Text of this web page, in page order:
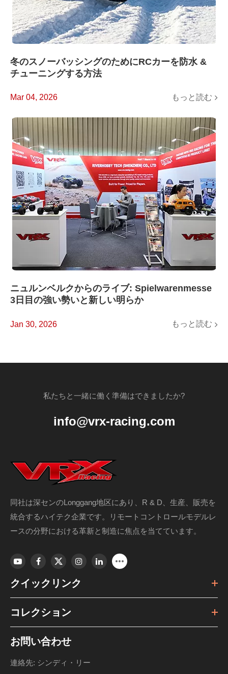
冬のスノーバッシングのためにRCカーを防水 &
チューニングする方法
Mar 04, 2026 もっと読む
ニュルンベルクからのライブ: Spielwarenmesse
3日目の強い勢いと新しい明らか
Jan 30, 2026 もっと読む
私たちと一緒に働く準備はできましたか?
info@vrx-racing.com
同社は深センのLonggang地区にあり、R & D、生産、販売を
統合するハイテク企業です。リモートコントロールモデルレ
ースの分野における革新と制造に焦点を当てています。
クイックリンク
コレクション
お問い合わせ
連絡先: シンディ・リー